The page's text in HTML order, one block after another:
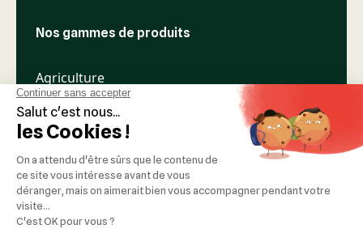
Nos gammes de produits
Agriculture
Élevage
Espaces verts
Nos réseaux